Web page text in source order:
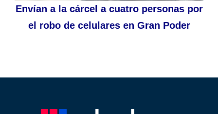
Envían a la cárcel a cuatro personas por
el robo de celulares en Gran Poder